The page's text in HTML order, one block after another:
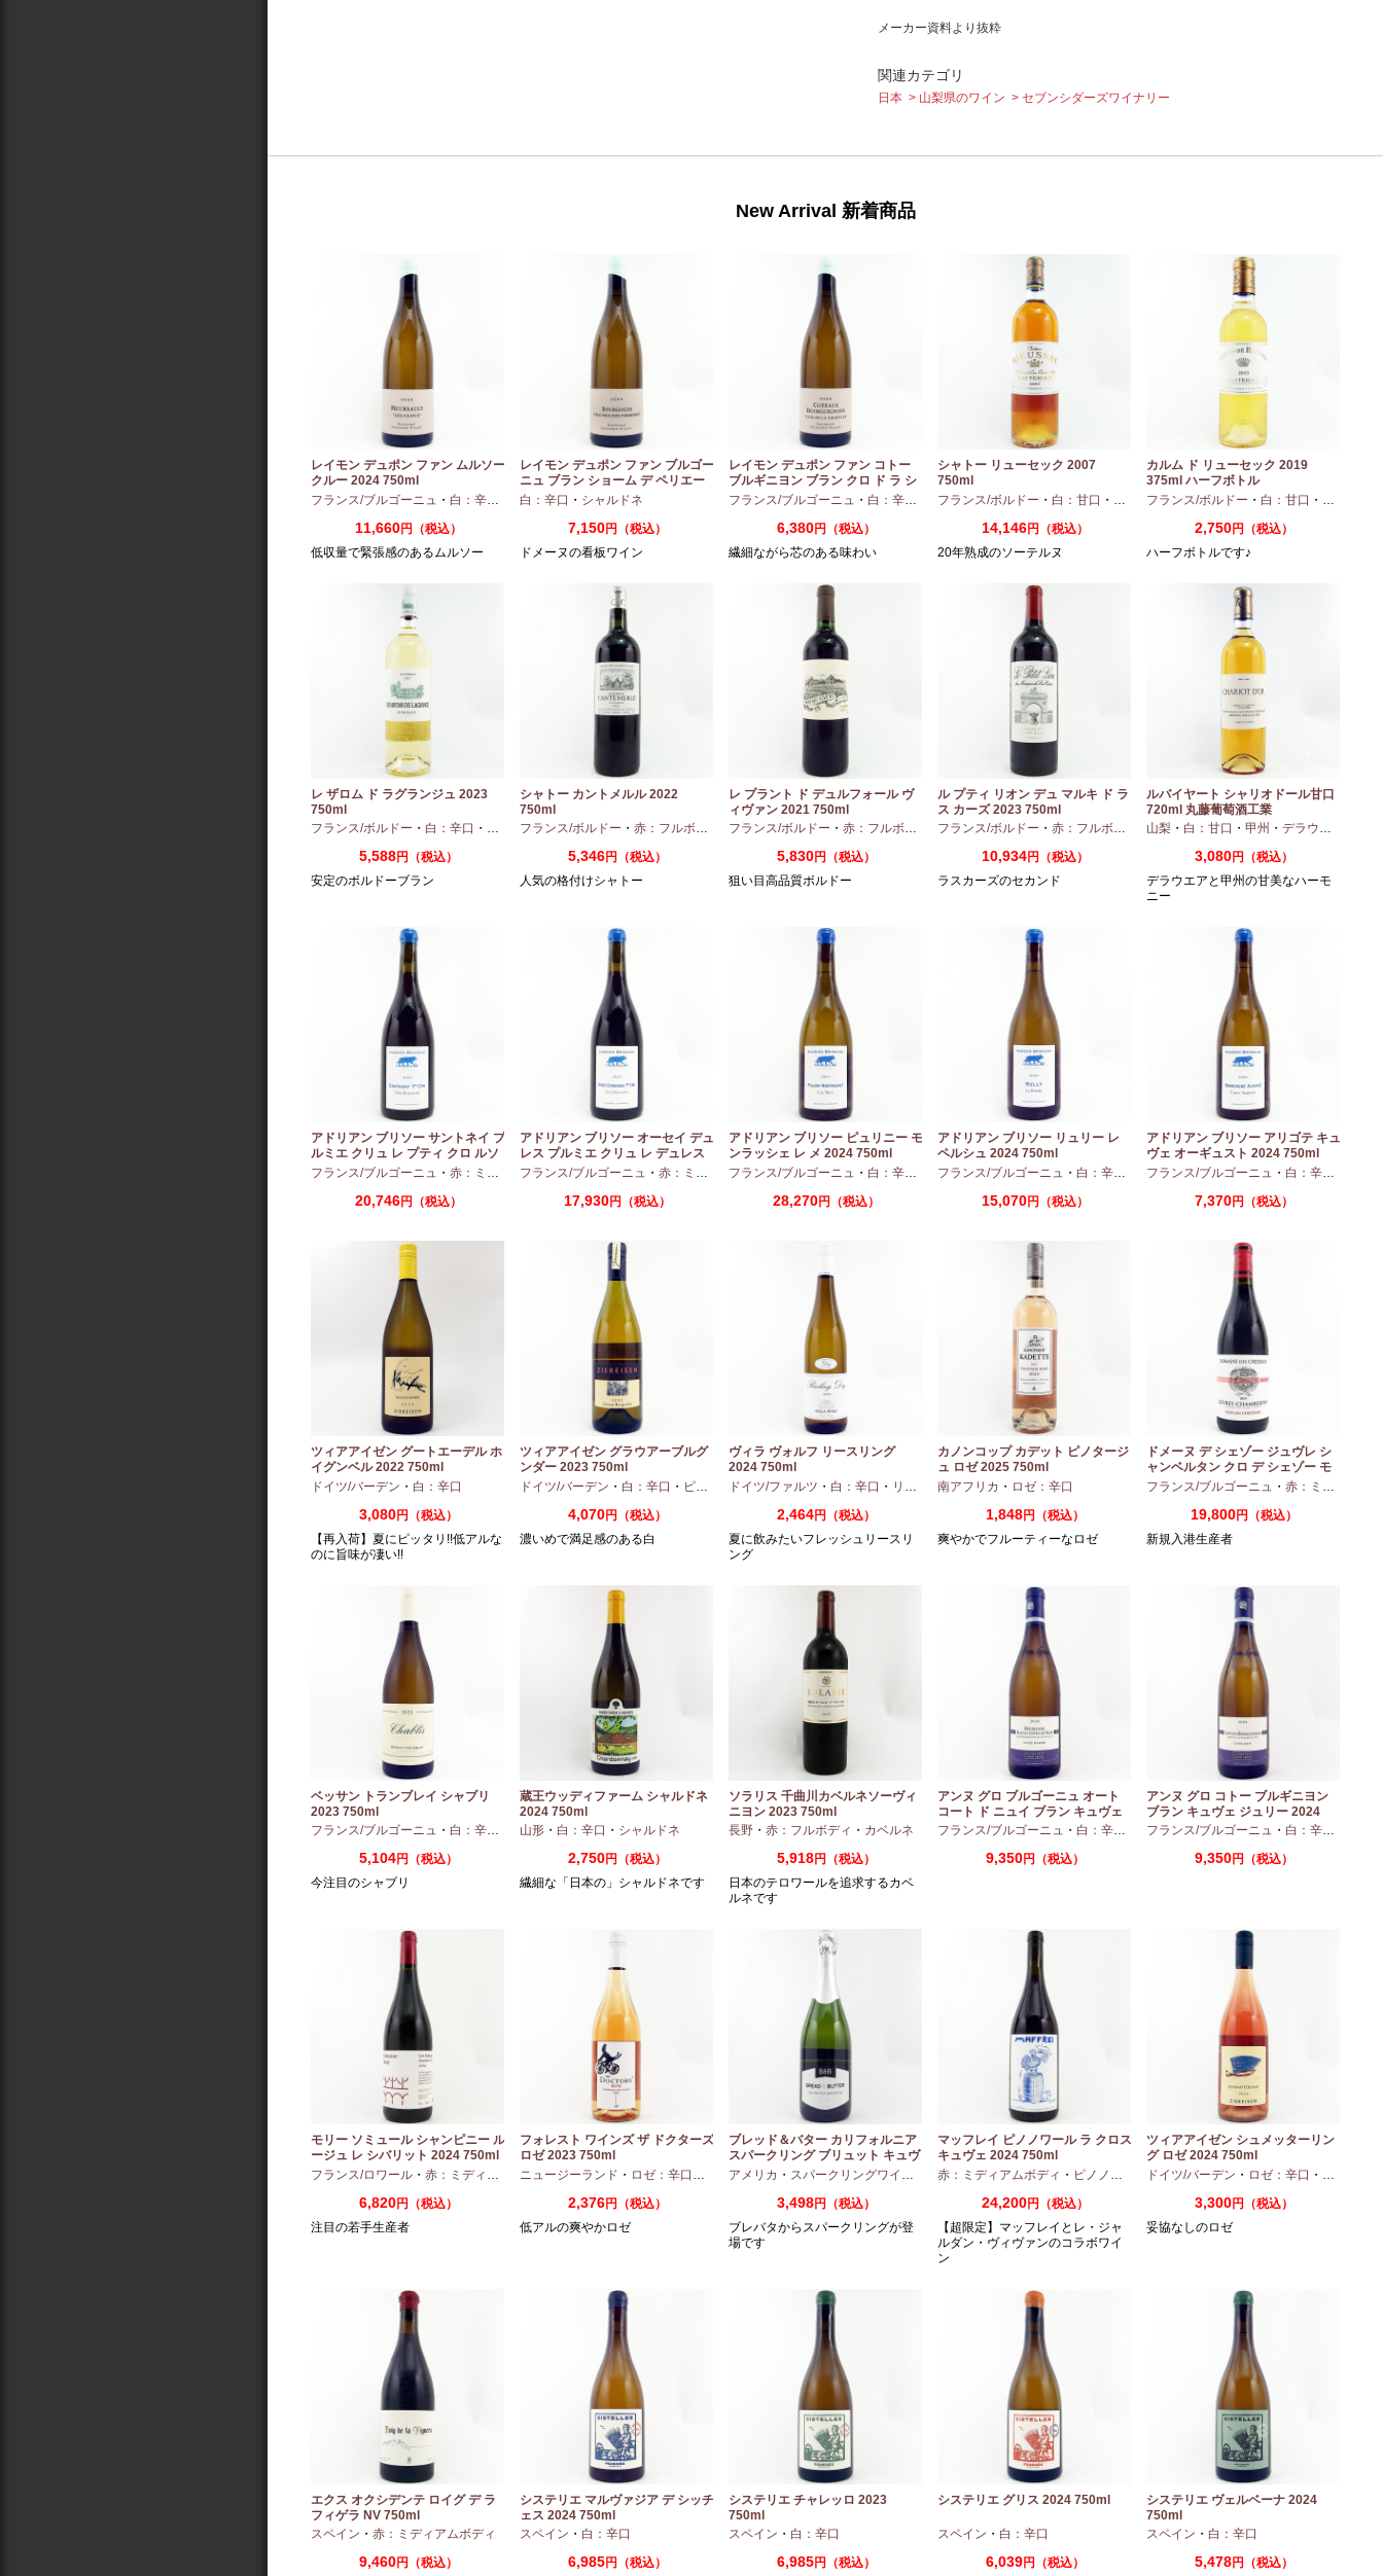
メーカー資料より抜粋
関連カテゴリ
日本 山梨県のワイン セブンシダーズワイナリー
New Arrival 新着商品
レイモン デュポン ファン ムルソー
クルー 2024 750ml
フランス/ブルゴーニュ ・ 白：辛口 シャルドネ
11,660円（税込）
低収量で緊張感のあるムルソー
レイモン デュポン ファン ブルゴー
ニュ ブラン ショーム デ ペリエー
ル 2024 750ml
白：辛口 ・ シャルドネ
7,150円（税込）
ドメーヌの看板ワイン
レイモン デュポン ファン コトー
ブルギニヨン ブラン クロ ド ラ シ
ャペル 2024 750ml
フランス/ブルゴーニュ ・ 白：辛口 シャルドネ
6,380円（税込）
繊細ながら芯のある味わい
シャトー リューセック 2007
750ml
フランス/ボルドー ・ 白：甘口 ・ セミヨン・ソーヴィニオンブラン
14,146円（税込）
20年熟成のソーテルヌ
カルム ド リューセック 2019
375ml ハーフボトル
フランス/ボルドー ・ 白：甘口 ・
2,750円（税込）
ハーフボトルです♪
レ ザロム ド ラグランジュ 2023
750ml
フランス/ボルドー ・ 白：辛口 ・ セミヨン・ソーヴィニオンブラン
5,588円（税込）
安定のボルドーブラン
シャトー カントメルル 2022
750ml
フランス/ボルドー ・ 赤：フルボディ ・カベルネ・カベルネフラン・プティヴェルド・メルロー
5,346円（税込）
人気の格付けシャトー
レ プラント ド デュルフォール ヴ
ィヴァン 2021 750ml
フランス/ボルドー ・ 赤：フルボディ
5,830円（税込）
狙い目高品質ボルドー
ル プティ リオン デュ マルキ ド ラ
ス カーズ 2023 750ml
フランス/ボルドー ・ 赤：フルボディ
10,934円（税込）
ラスカーズのセカンド
ルバイヤート シャリオドール甘口
720ml 丸藤葡萄酒工業
山梨・ 白：甘口 ・ 甲州 ・ デラウエア
3,080円（税込）
デラウエアと甲州の甘美なハーモ
ニー
アドリアン ブリソー サントネイ プ
ルミエ クリュ レ プティ クロ ルソ
ー 2024 750ml
フランス/ブルゴーニュ ・ 赤：ミディアムボディ ・ピノノワール
20,746円（税込）
アドリアン ブリソー オーセイ デュ
レス プルミエ クリュ レ デュレス
2024 750ml
フランス/ブルゴーニュ ・ 赤：ミディアムボディ ・ピノノワール
17,930円（税込）
アドリアン ブリソー ピュリニー モ
ンラッシェ レ メ 2024 750ml
フランス/ブルゴーニュ ・ 白：辛口 シャルドネ
28,270円（税込）
アドリアン ブリソー リュリー レ
ペルシュ 2024 750ml
フランス/ブルゴーニュ ・ 白：辛口 シャルドネ
15,070円（税込）
アドリアン ブリソー アリゴテ キュ
ヴェ オーギュスト 2024 750ml
フランス/ブルゴーニュ ・ 白：辛口
7,370円（税込）
ツィアアイゼン グートエーデル ホ
イグンベル 2022 750ml
ドイツ/バーデン ・ 白：辛口
3,080円（税込）
【再入荷】夏にピッタリ!!低アルな
のに旨味が凄い!!
ツィアアイゼン グラウアーブルグ
ンダー 2023 750ml
ドイツ/バーデン ・ 白：辛口 ・ ピノグリ
4,070円（税込）
濃いめで満足感のある白
ヴィラ ヴォルフ リースリング
2024 750ml
ドイツ/ファルツ ・ 白：辛口 ・ リースリング
2,464円（税込）
夏に飲みたいフレッシュリースリ
ング
カノンコップ カデット ピノタージ
ュ ロゼ 2025 750ml
南アフリカ ・ ロゼ：辛口
1,848円（税込）
爽やかでフルーティーなロゼ
ドメーヌ デ シェゾー ジュヴレ シ
ャンベルタン クロ デ シェゾー モ
ノポール 2023 750ml
フランス/ブルゴーニュ ・ 赤：ミディアムボディ
19,800円（税込）
新規入港生産者
ベッサン トランブレイ シャブリ
2023 750ml
フランス/ブルゴーニュ ・ 白：辛口 シャルドネ
5,104円（税込）
今注目のシャブリ
蔵王ウッディファーム シャルドネ
2024 750ml
山形・ 白：辛口 ・ シャルドネ
2,750円（税込）
繊細な「日本の」シャルドネです
ソラリス 千曲川カベルネソーヴィ
ニヨン 2023 750ml
長野・ 赤：フルボディ ・ カベルネ
5,918円（税込）
日本のテロワールを追求するカベ
ルネです
アンヌ グロ ブルゴーニュ オート
コート ド ニュイ ブラン キュヴェ
マリーヌ 2024 750ml
フランス/ブルゴーニュ ・ 白：辛口 シャルドネ
9,350円（税込）
アンヌ グロ コトー ブルギニヨン
ブラン キュヴェ ジュリー 2024
フランス/ブルゴーニュ ・ 白：辛口
9,350円（税込）
モリー ソミュール シャンピニー ル
ージュ レ シバリット 2024 750ml
フランス/ロワール・ 赤：ミディアムボディ ・カベルネフラン
6,820円（税込）
注目の若手生産者
フォレスト ワインズ ザ ドクターズ
ロゼ 2023 750ml
ニュージーランド ・ ロゼ：辛口 ピノノワール
2,376円（税込）
低アルの爽やかロゼ
ブレッド＆バター カリフォルニア
スパークリング ブリュット キュヴ
ェ NV 750ml
アメリカ ・ スパークリングワイン シャルドネ
3,498円（税込）
ブレバタからスパークリングが登
場です
マッフレイ ピノノワール ラ クロス
キュヴェ 2024 750ml
赤：ミディアムボディ ・ ピノノワール
24,200円（税込）
【超限定】マッフレイとレ・ジャ
ルダン・ヴィヴァンのコラボワイ
ン
ツィアアイゼン シュメッターリン
グ ロゼ 2024 750ml
ドイツ/バーデン ・ ロゼ：辛口 ・
3,300円（税込）
妥協なしのロゼ
エクス オクシデンテ ロイグ デ ラ
フィゲラ NV 750ml
（2022/2023）
スペイン ・ 赤：ミディアムボディ
9,460円（税込）
システリエ マルヴァジア デ シッチ
ェス 2024 750ml
スペイン ・ 白：辛口
6,985円（税込）
システリエ チャレッロ 2023
750ml
スペイン ・ 白：辛口
6,985円（税込）
システリエ グリス 2024 750ml
スペイン ・ 白：辛口
6,039円（税込）
システリエ ヴェルベーナ 2024
750ml
スペイン ・ 白：辛口
5,478円（税込）